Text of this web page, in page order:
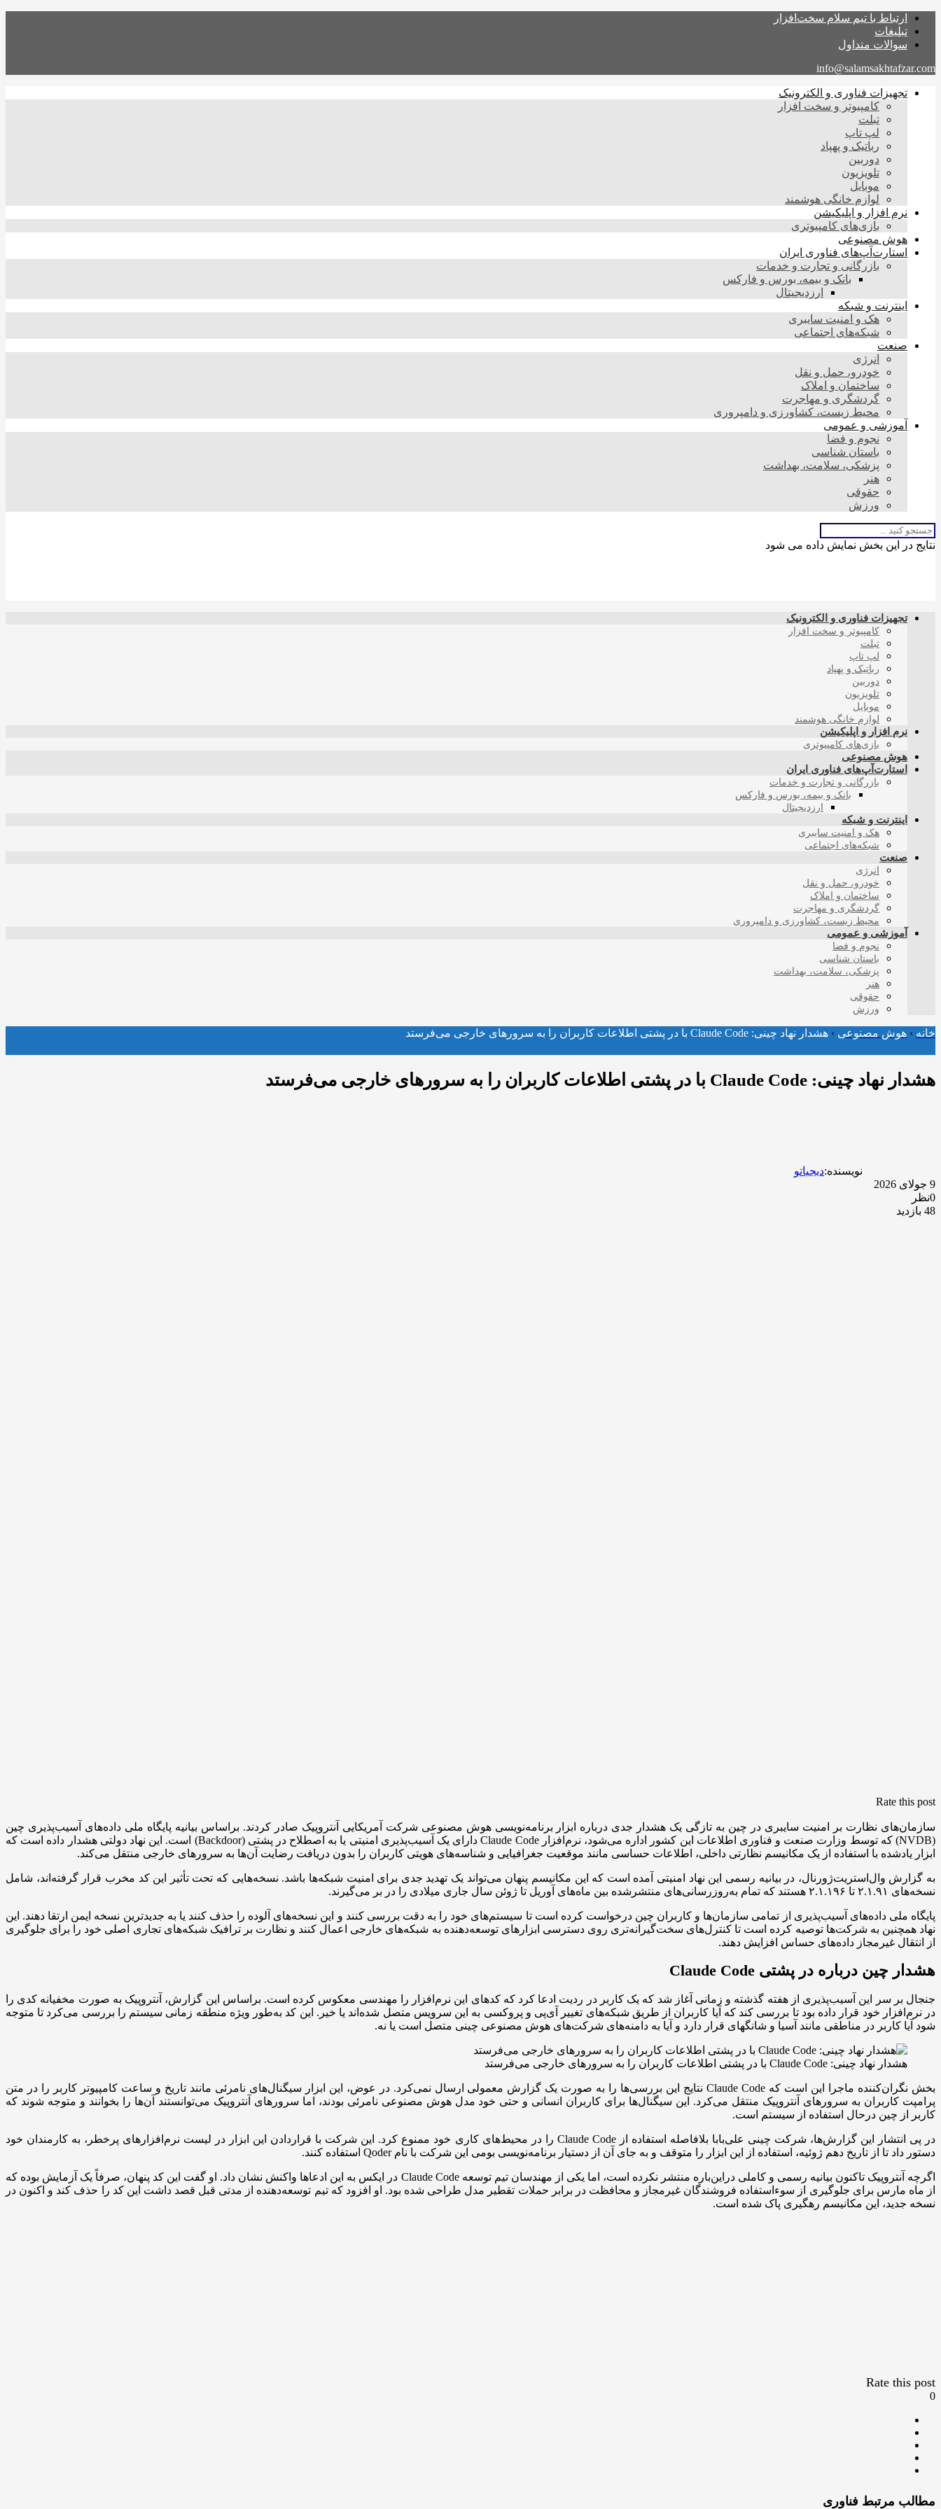
ارتباط با تیم سلام سخت‌افزار
تبلیغات
سوالات متداول
info@salamsakhtafzar.com
تجهیزات فناوری و الکترونیک
کامپیوتر و سخت افزار
تبلت
لپ تاپ
رباتیک و پهپاد
دوربین
تلویزیون
موبایل
لوازم خانگی هوشمند
نرم افزار و اپلیکیشن
بازی‌های کامپیوتری
هوش مصنوعی
استارت‌آپ‌های فناوری ایران
بازرگانی و تجارت و خدمات
بانک و بیمه، بورس و فارکس
ارزدیجیتال
اینترنت و شبکه
هک و امنیت سایبری
شبکه‌های اجتماعی
صنعت
انرژی
خودرو، حمل و نقل
ساختمان و املاک
گردشگری و مهاجرت
محیط زیست، کشاورزی و دامپروری
آموزشی و عمومی
نجوم و فضا
باستان شناسی
پزشکی، سلامت، بهداشت
هنر
حقوقی
ورزش
نتایج در این بخش نمایش داده می شود
تجهیزات فناوری و الکترونیک
کامپیوتر و سخت افزار
تبلت
لپ تاپ
رباتیک و پهپاد
دوربین
تلویزیون
موبایل
لوازم خانگی هوشمند
نرم افزار و اپلیکیشن
بازی‌های کامپیوتری
هوش مصنوعی
استارت‌آپ‌های فناوری ایران
بازرگانی و تجارت و خدمات
بانک و بیمه، بورس و فارکس
ارزدیجیتال
اینترنت و شبکه
هک و امنیت سایبری
شبکه‌های اجتماعی
صنعت
انرژی
خودرو، حمل و نقل
ساختمان و املاک
گردشگری و مهاجرت
محیط زیست، کشاورزی و دامپروری
آموزشی و عمومی
نجوم و فضا
باستان شناسی
پزشکی، سلامت، بهداشت
هنر
حقوقی
ورزش
خانه › هوش مصنوعی › هشدار نهاد چینی: Claude Code با در پشتی اطلاعات کاربران را به سرورهای خارجی می‌فرستد
هشدار نهاد چینی: Claude Code با در پشتی اطلاعات کاربران را به سرورهای خارجی می‌فرستد
نویسنده:دیجیاتو
9 جولای 2026
0نظر
48 بازدید
Rate this post
سازمان‌های نظارت بر امنیت سایبری در چین به تازگی یک هشدار جدی درباره ابزار برنامه‌نویسی هوش مصنوعی شرکت آمریکایی آنتروپیک صادر کردند. براساس بیانیه پایگاه ملی داده‌های آسیب‌پذیری چین
(NVDB) که توسط وزارت صنعت و فناوری اطلاعات این کشور اداره می‌شود، نرم‌افزار Claude Code دارای یک آسیب‌پذیری امنیتی یا به اصطلاح در پشتی (Backdoor) است. این نهاد دولتی هشدار داده است که
ابزار یادشده با استفاده از یک مکانیسم نظارتی داخلی، اطلاعات حساسی مانند موقعیت جغرافیایی و شناسه‌های هویتی کاربران را بدون دریافت رضایت آن‌ها به سرورهای خارجی منتقل می‌کند.
به گزارش وال‌استریت‌ژورنال، در بیانیه رسمی این نهاد امنیتی آمده است که این مکانیسم پنهان می‌تواند یک تهدید جدی برای امنیت شبکه‌ها باشد. نسخه‌هایی که تحت تأثیر این کد مخرب قرار گرفته‌اند، شامل
نسخه‌های ۲.۱.۹۱ تا ۲.۱.۱۹۶ هستند که تمام به‌روزرسانی‌های منتشرشده بین ماه‌های آوریل تا ژوئن سال جاری میلادی را در بر می‌گیرند.
پایگاه ملی داده‌های آسیب‌پذیری از تمامی سازمان‌ها و کاربران چین درخواست کرده است تا سیستم‌های خود را به دقت بررسی کنند و این نسخه‌های آلوده را حذف کنند یا به جدیدترین نسخه ایمن ارتقا دهند. این
نهاد همچنین به شرکت‌ها توصیه کرده است تا کنترل‌های سخت‌گیرانه‌تری روی دسترسی ابزارهای توسعه‌دهنده به شبکه‌های خارجی اعمال کنند و نظارت بر ترافیک شبکه‌های تجاری اصلی خود را برای جلوگیری
از انتقال غیرمجاز داده‌های حساس افزایش دهند.
هشدار چین درباره در پشتی Claude Code
جنجال بر سر این آسیب‌پذیری از هفته گذشته و زمانی آغاز شد که یک کاربر در ردیت ادعا کرد که کدهای این نرم‌افزار را مهندسی معکوس کرده است. براساس این گزارش، آنتروپیک به صورت مخفیانه کدی را
در نرم‌افزار خود قرار داده بود تا بررسی کند که آیا کاربران از طریق شبکه‌های تغییر آی‌پی و پروکسی به این سرویس متصل شده‌اند یا خیر. این کد به‌طور ویژه منطقه زمانی سیستم را بررسی می‌کرد تا متوجه
شود آیا کاربر در مناطقی مانند آسیا و شانگهای قرار دارد و آیا به دامنه‌های شرکت‌های هوش مصنوعی چینی متصل است یا نه.
هشدار نهاد چینی: Claude Code با در پشتی اطلاعات کاربران را به سرورهای خارجی می‌فرستد
بخش نگران‌کننده ماجرا این است که Claude Code نتایج این بررسی‌ها را به صورت یک گزارش معمولی ارسال نمی‌کرد. در عوض، این ابزار سیگنال‌های نامرئی مانند تاریخ و ساعت کامپیوتر کاربر را در متن
پرامپت کاربران به سرورهای آنتروپیک منتقل می‌کرد. این سیگنال‌ها برای کاربران انسانی و حتی خود مدل هوش مصنوعی نامرئی بودند، اما سرورهای آنتروپیک می‌توانستند آن‌ها را بخوانند و متوجه شوند که
کاربر از چین درحال استفاده از سیستم است.
در پی انتشار این گزارش‌ها، شرکت چینی علی‌بابا بلافاصله استفاده از Claude Code را در محیط‌های کاری خود ممنوع کرد. این شرکت با قراردادن این ابزار در لیست نرم‌افزارهای پرخطر، به کارمندان خود
دستور داد تا از تاریخ دهم ژوئیه، استفاده از این ابزار را متوقف و به جای آن از دستیار برنامه‌نویسی بومی این شرکت با نام Qoder استفاده کنند.
اگرچه آنتروپیک تاکنون بیانیه رسمی و کاملی دراین‌باره منتشر نکرده است، اما یکی از مهندسان تیم توسعه Claude Code در ایکس به این ادعاها واکنش نشان داد. او گفت این کد پنهان، صرفاً یک آزمایش بوده که
از ماه مارس برای جلوگیری از سوءاستفاده فروشندگان غیرمجاز و محافظت در برابر حملات تقطیر مدل طراحی شده بود. او افزود که تیم توسعه‌دهنده از مدتی قبل قصد داشت این کد را حذف کند و اکنون در
نسخه جدید، این مکانیسم رهگیری پاک شده است.
Rate this post
0
مطالب مرتبط فناوری